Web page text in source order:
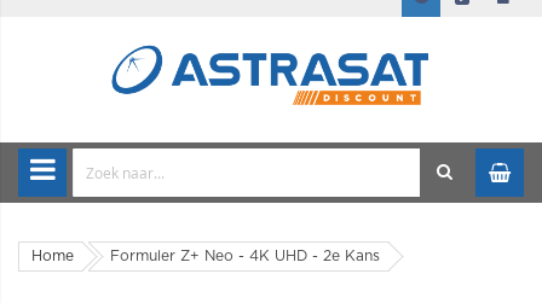
Home Formuler Z+ Neo - 4K UHD - 2e Kans